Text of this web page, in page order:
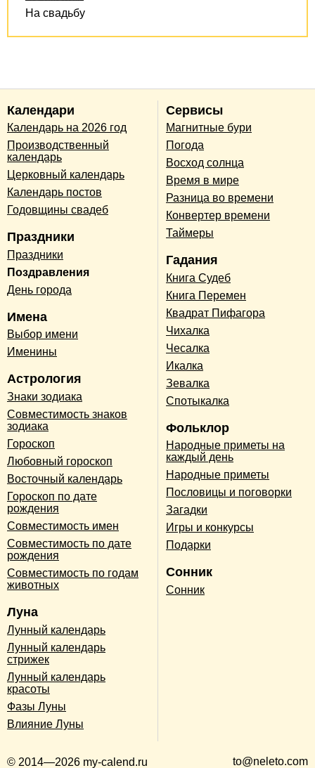
На свадьбу
Календари
Календарь на 2026 год
Производственный
календарь
Церковный календарь
Календарь постов
Годовщины свадеб
Праздники
Праздники
Поздравления
День города
Имена
Выбор имени
Именины
Астрология
Знаки зодиака
Совместимость знаков
зодиака
Гороскоп
Любовный гороскоп
Восточный календарь
Гороскоп по дате
рождения
Совместимость имен
Совместимость по дате
рождения
Совместимость по годам
животных
Луна
Лунный календарь
Лунный календарь
стрижек
Лунный календарь
красоты
Фазы Луны
Влияние Луны
Сервисы
Магнитные бури
Погода
Восход солнца
Время в мире
Разница во времени
Конвертер времени
Таймеры
Гадания
Книга Судеб
Книга Перемен
Квадрат Пифагора
Чихалка
Чесалка
Икалка
Зевалка
Спотыкалка
Фольклор
Народные приметы на
каждый день
Народные приметы
Пословицы и поговорки
Загадки
Игры и конкурсы
Подарки
Сонник
Сонник
© 2014—2026 my-calend.ru to@neleto.com